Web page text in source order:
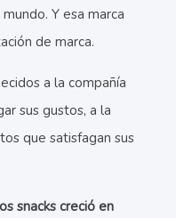
Y esa marca
de marca.
a la compañía
sus gustos, a la
que satisfagan sus
snacks creció en